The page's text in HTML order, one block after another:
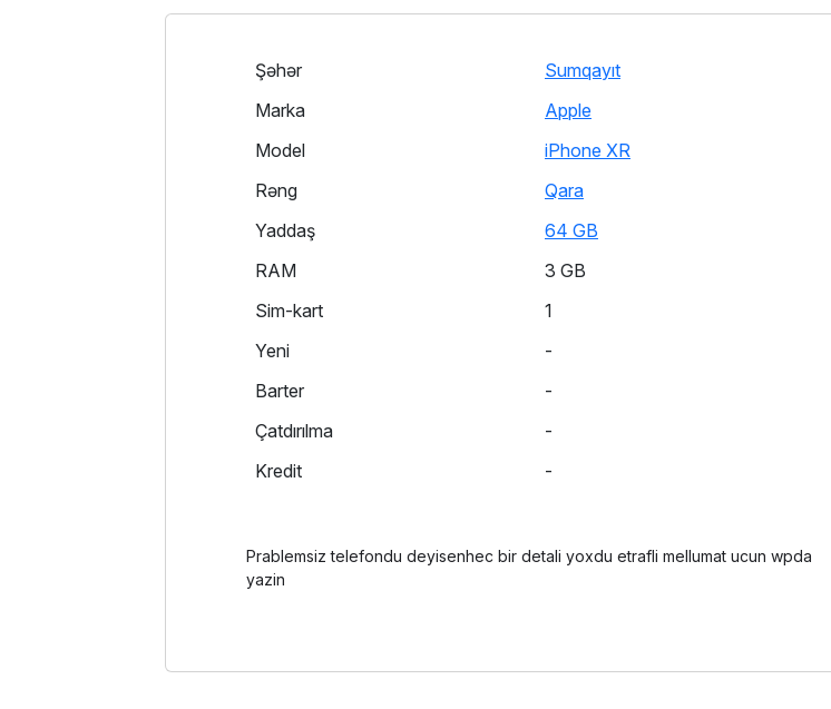
Şəhər
Sumqayıt
Marka
Apple
Model
iPhone XR
Rəng
Qara
Yaddaş
64 GB
RAM
3 GB
Sim-kart
1
Yeni
-
Barter
-
Çatdırılma
-
Kredit
-
Prablemsiz telefondu deyisenhec bir detali yoxdu etrafli mellumat ucun wpda
yazin